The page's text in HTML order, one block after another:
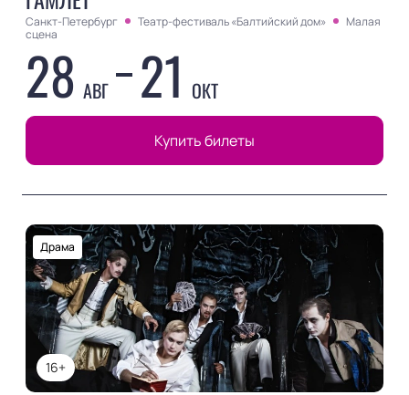
Санкт-Петербург Театр-фестиваль «Балтийский дом»
Малая
сцена
28 АВГ 21 ОКТ
Купить билеты
16+
Драма